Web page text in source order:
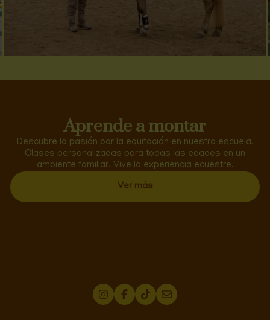
Aprende a montar
Descubre la pasión por la equitación en nuestra escuela.
Clases personalizadas para todas las edades en un
ambiente familiar. Vive la experiencia ecuestre.
Ver más